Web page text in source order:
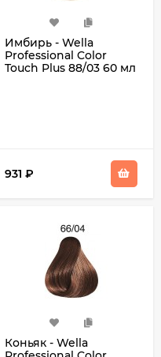
Имбирь - Wella
Professional Color
Touch Plus 88/03 60 мл
931 ₽
Коньяк - Wella